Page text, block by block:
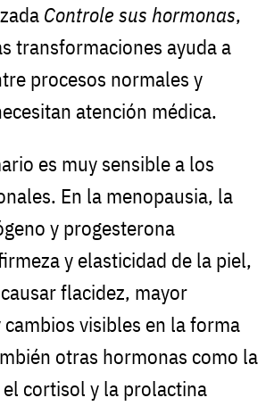
Controle sus hormonas,
transformaciones ayuda a
procesos normales y
atención médica.
es muy sensible a los
En la menopausia, la
y progesterona
y elasticidad de la piel,
flacidez, mayor
visibles en la forma
otras hormonas como la
cortisol y la prolactina